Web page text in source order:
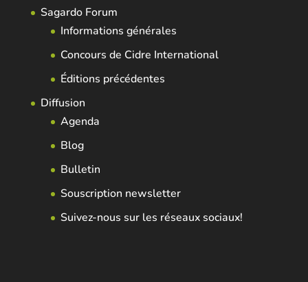
Sagardo Forum
Informations générales
Concours de Cidre International
Éditions précédentes
Diffusion
Agenda
Blog
Bulletin
Souscription newsletter
Suivez-nous sur les réseaux sociaux!